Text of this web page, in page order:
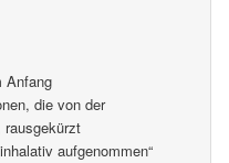
Anfang
die von der
rausgekürzt
aufgenommen“